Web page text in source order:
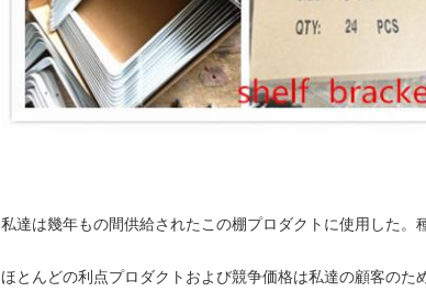
私達は幾年もの間供給されたこの棚プロダクトに使用した
ほとんどの利点プロダクトおよび競争価格は私達の顧客のた